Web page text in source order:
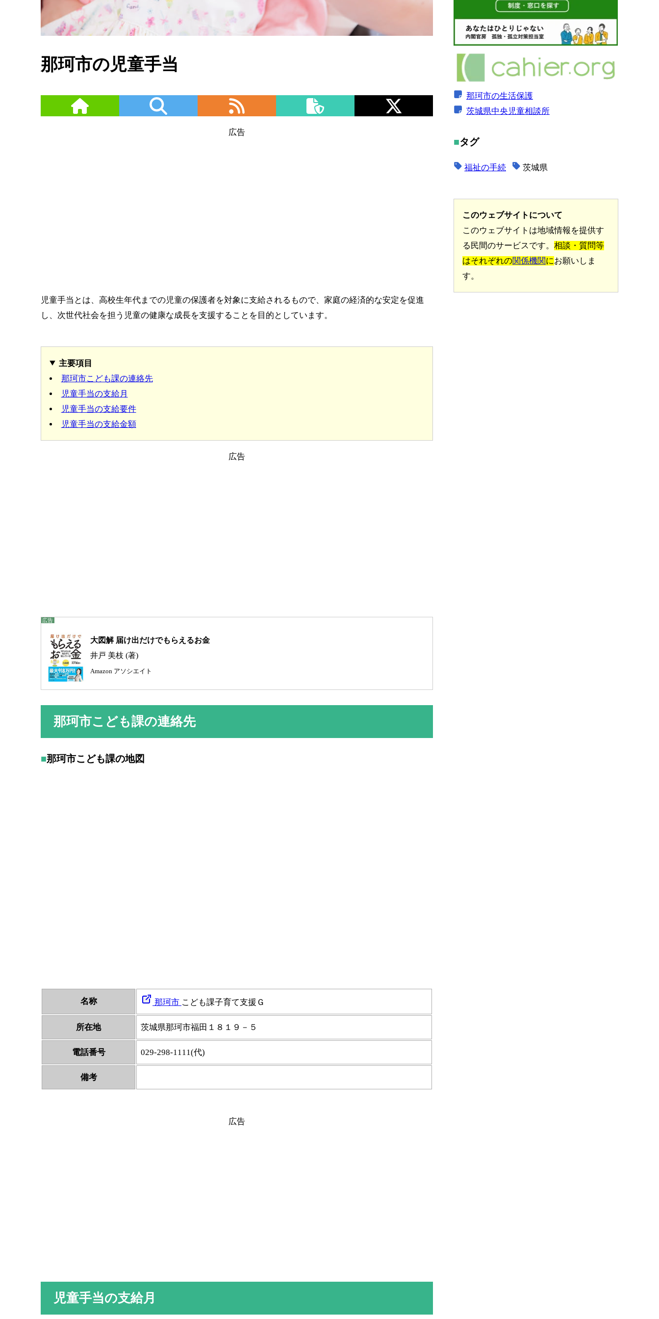
那珂市の児童手当
児童手当とは、高校生年代までの児童の保護者を対象に支給されるもので、家庭の経済的な安定を促進
し、次世代社会を担う児童の健康な成長を支援することを目的としています。
主要項目
那珂市こども課の連絡先
児童手当の支給月
児童手当の支給要件
児童手当の支給金額
大図解 届け出だけでもらえるお金
井戸 美枝 (著)
Amazon アソシエイト
那珂市こども課の連絡先
那珂市こども課の地図
名称 那珂市 こども課子育て支援Ｇ
所在地 茨城県那珂市福田１８１９－５
電話番号 029-298-1111(代)
備考
児童手当の支給月
那珂市の生活保護
茨城県中央児童相談所
タグ
福祉の手続 茨城県
このウェブサイトについて
このウェブサイトは地域情報を提供す
る民間のサービスです。相談・質問等
はそれぞれの関係機関にお願いしま
す。